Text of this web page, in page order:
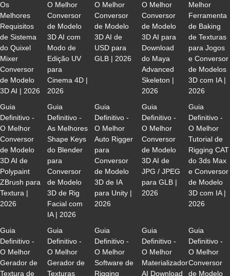
Os
Melhores
Requisitos
de Sistema
do Quixel
Mixer
Conversor
de Modelo
3D AI | 2026
O Melhor
Conversor
de Modelo
3D AI com
Modo de
Edição UV
para
Cinema 4D |
2026
O Melhor
Conversor
de Modelo
3D AI de
USD para
GLB | 2026
O Melhor
Conversor
de Modelo
3D AI para
Download
do Maya
Advanced
Skeleton |
2026
Melhor
Ferramenta
de Baking
de Texturas
para Jogos
e Conversor
de Modelos
3D com IA |
2026
Guia
Definitivo -
O Melhor
Conversor
de Modelo
3D AI de
Polypaint
ZBrush para
Textura |
2026
Guia
Definitivo -
As Melhores
Shape Keys
do Blender
para
Conversor
de Modelo
3D de Rig
Facial com
IA | 2026
Guia
Definitivo -
O Melhor
Auto Rigger
para
Conversor
de Modelo
3D de IA
para Unity |
2026
Guia
Definitivo -
O Melhor
Conversor
de Modelo
3D AI de
JPG / JPEG
para GLB |
2026
Guia
Definitivo -
O Melhor
Tutorial de
Rigging CAT
do 3ds Max
e Conversor
de Modelo
3D com IA |
2026
Guia
Definitivo -
O Melhor
Gerador de
Textura de
Guia
Definitivo -
O Melhor
Gerador de
Texturas
Guia
Definitivo -
O Melhor
Software de
Rigging
Guia
Definitivo -
O Melhor
Materializador
AI Download
Guia
Definitivo -
O Melhor
Conversor
de Modelo